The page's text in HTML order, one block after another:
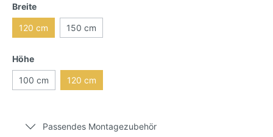
Breite
120 cm 150 cm
Höhe
100 cm 120 cm
Passendes Montagezubehör